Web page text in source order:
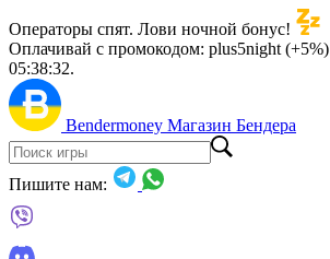
Операторы спят. Лови ночной бонус!
Оплачивай с промокодом: plus5night (+5%)
05:38:31.
Bendermoney Магазин Бендера
Пишите нам: